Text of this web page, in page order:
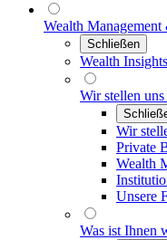
Wealth
Schließen
Wealth Insights
Wir stellen
Wir
Private
Wealth
Unsere
Was ist Ihnen